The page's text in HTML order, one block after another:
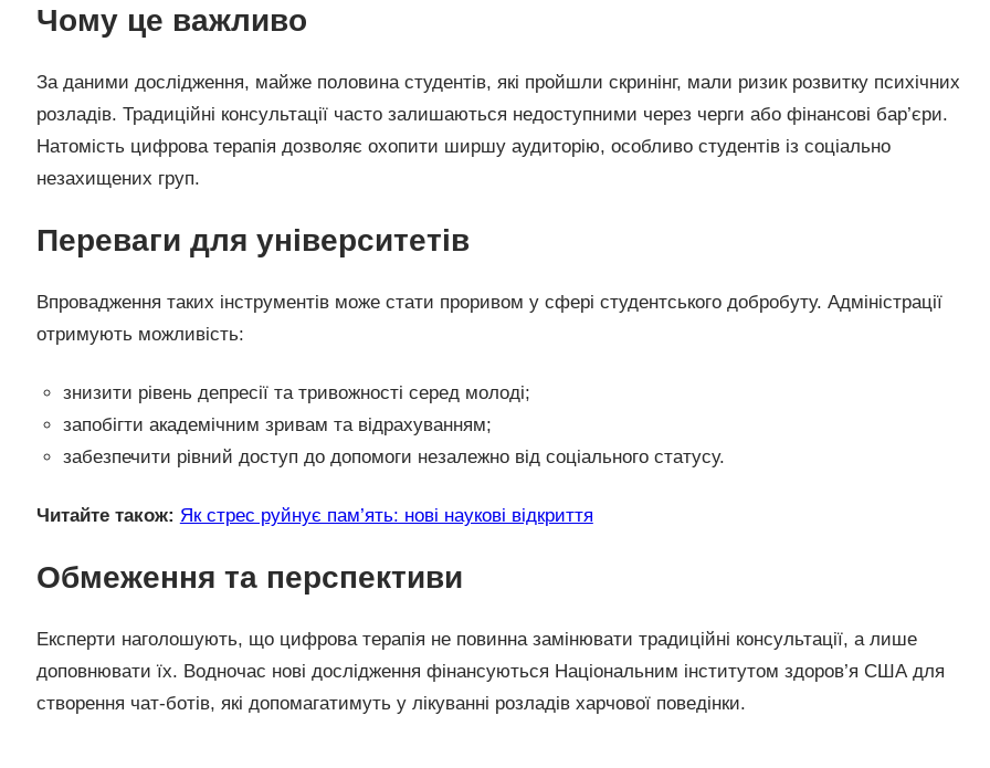
Чому це важливо
За даними дослідження, майже половина студентів, які пройшли скринінг, мали ризик розвитку психічних
розладів. Традиційні консультації часто залишаються недоступними через черги або фінансові бар’єри.
Натомість цифрова терапія дозволяє охопити ширшу аудиторію, особливо студентів із соціально
незахищених груп.
Переваги для університетів
Впровадження таких інструментів може стати проривом у сфері студентського добробуту. Адміністрації
отримують можливість:
знизити рівень депресії та тривожності серед молоді;
запобігти академічним зривам та відрахуванням;
забезпечити рівний доступ до допомоги незалежно від соціального статусу.
Читайте також: Як стрес руйнує пам’ять: нові наукові відкриття
Обмеження та перспективи
Експерти наголошують, що цифрова терапія не повинна замінювати традиційні консультації, а лише
доповнювати їх. Водночас нові дослідження фінансуються Національним інститутом здоров’я США для
створення чат-ботів, які допомагатимуть у лікуванні розладів харчової поведінки.